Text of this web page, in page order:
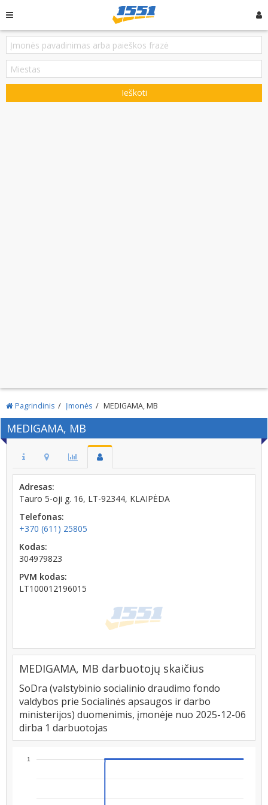
Ieškoti
Pagrindinis Įmonės MEDIGAMA, MB
MEDIGAMA, MB
Adresas:
Tauro 5-oji g. 16, LT-92344, KLAIPĖDA
Telefonas:
+370 (611) 25805
Kodas:
304979823
PVM kodas:
LT100012196015
MEDIGAMA, MB darbuotojų skaičius
SoDra (valstybinio socialinio draudimo fondo
valdybos prie Socialinės apsaugos ir darbo
ministerijos) duomenimis, įmonėje nuo 2025-12-06
dirba 1 darbuotojas
1